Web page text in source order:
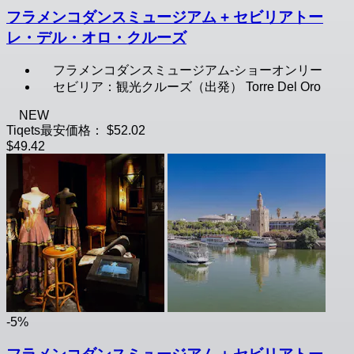
フラメンコダンスミュージアム + セビリアトー
レ・デル・オロ・クルーズ
フラメンコダンスミュージアム-ショーオンリー
セビリア：観光クルーズ（出発） Torre Del Oro
NEW
Tiqets最安価格：
$52.02
$49.42
-5%